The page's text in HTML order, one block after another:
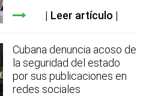
Leer artículo
Cubana denuncia acoso de
la seguridad del estado
por sus publicaciones en
redes sociales